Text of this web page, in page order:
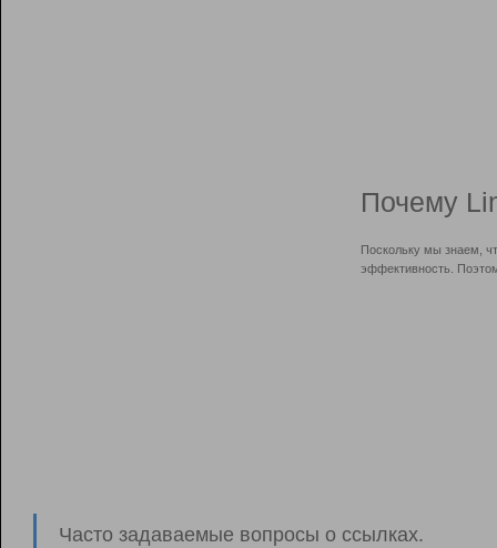
Почему
Поскольку мы знаем,
эффективность.
Часто задаваемые вопросы о ссылках.